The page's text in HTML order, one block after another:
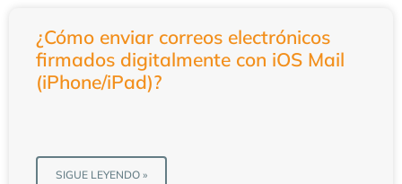
¿Cómo enviar correos electrónicos
firmados digitalmente con iOS Mail
(iPhone/iPad)?
SIGUE LEYENDO »